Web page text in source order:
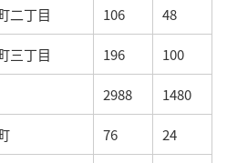
二丁目 106 48
三丁目 196 100
2988 1480
76 24